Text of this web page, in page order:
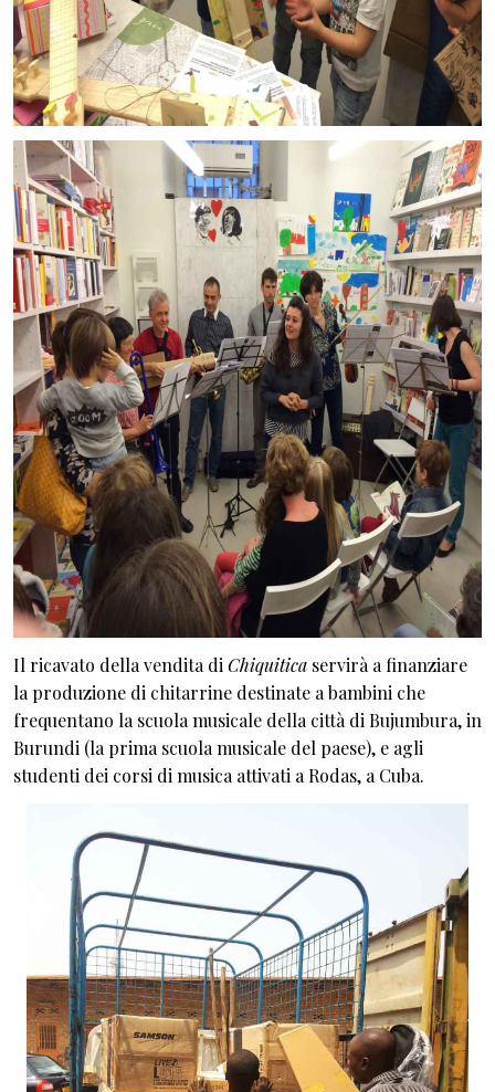
Il ricavato della vendita di Chiquitica servirà a finanziare
la produzione di chitarrine destinate a bambini che
frequentano la scuola musicale della città di Bujumbura, in
Burundi (la prima scuola musicale del paese), e agli
studenti dei corsi di musica attivati a Rodas, a Cuba.